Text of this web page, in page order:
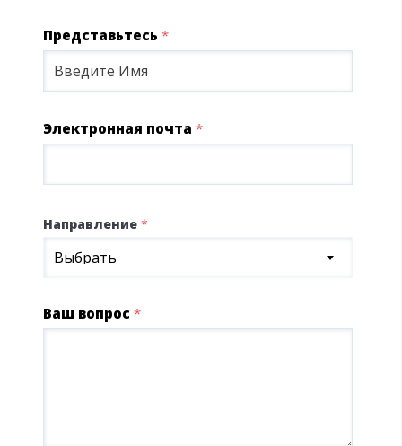
Представьтесь *
Электронная почта *
Направление *
Выбрать
Ваш вопрос *